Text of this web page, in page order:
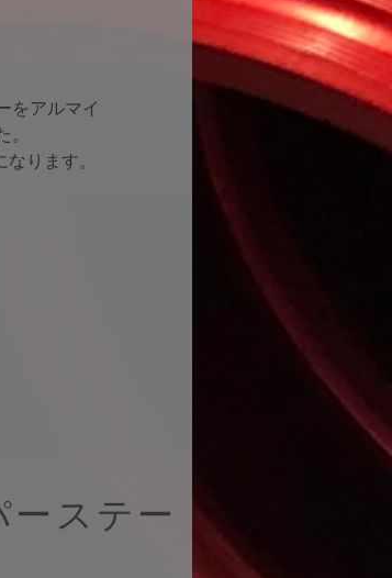
をアルマイ
ります。
ーステー